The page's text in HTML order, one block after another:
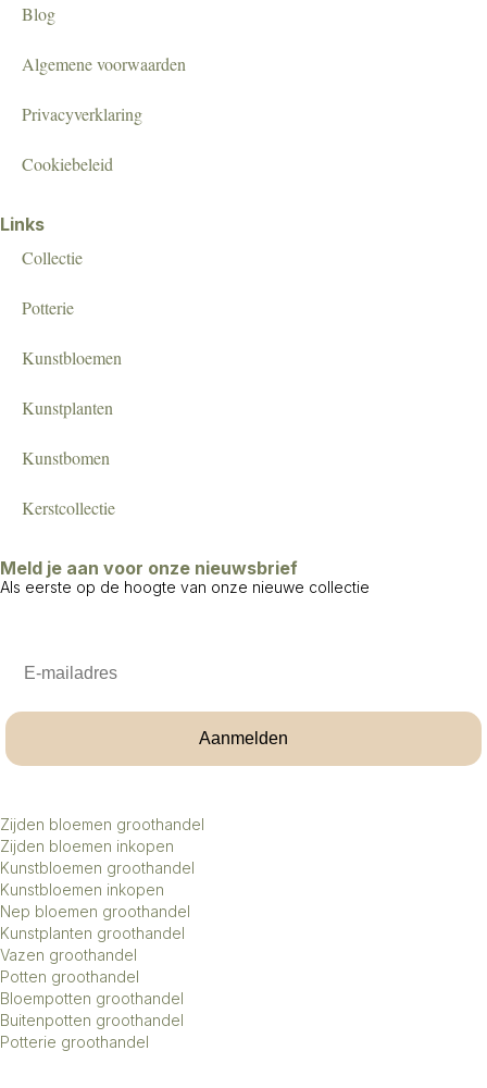
Blog
Algemene voorwaarden
Privacyverklaring
Cookiebeleid
Links
Collectie
Potterie
Kunstbloemen
Kunstplanten
Kunstbomen
Kerstcollectie
Meld je aan voor onze nieuwsbrief
Als eerste op de hoogte van onze nieuwe collectie
Aanmelden
Zijden bloemen groothandel
Zijden bloemen inkopen
Kunstbloemen groothandel
Kunstbloemen inkopen
Nep bloemen groothandel
Kunstplanten groothandel
Vazen groothandel
Potten groothandel
Bloempotten groothandel
Buitenpotten groothandel
Potterie groothandel